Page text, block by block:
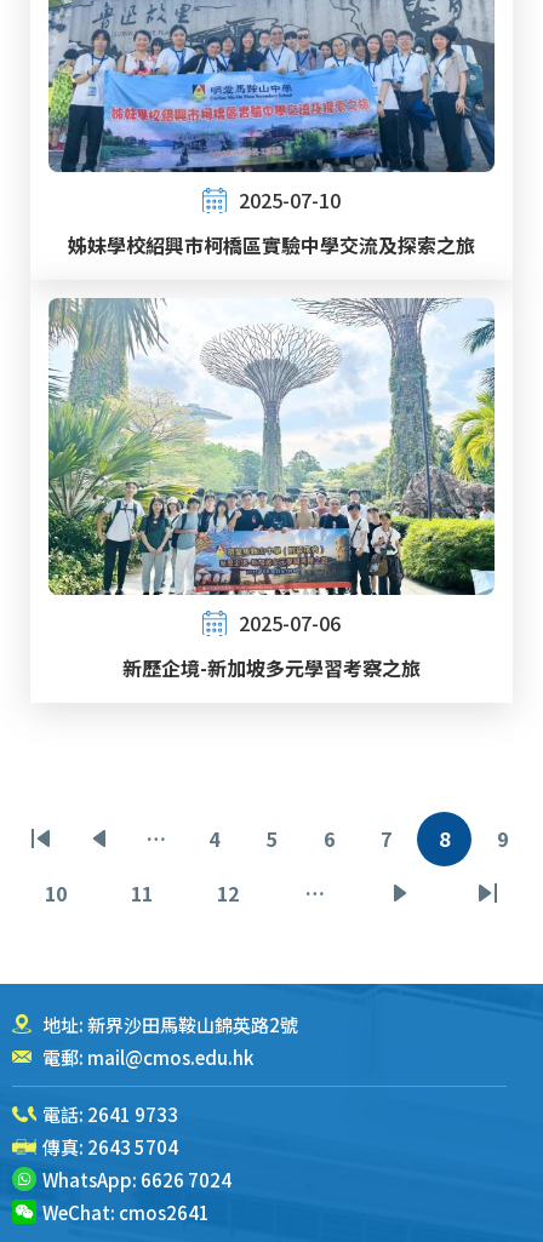
2025-07-10
姊妹學校紹興市柯橋區實驗中學交流及探索之旅
2025-07-06
新歷企境-新加坡多元學習考察之旅
分
首
页
前
…
页
面
4
页
5
页
6
页
面
7
当
8
页
9
页
10
页
11
页
12 …
末
地址: 新界沙田馬鞍山錦英路2號
電郵: mail@cmos.edu.hk
電話: 2641 9733
傳真: 2643 5704
WhatsApp: 6626 7024
WeChat: cmos2641